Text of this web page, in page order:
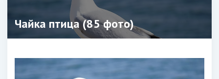
Чайка птица (85 фото)